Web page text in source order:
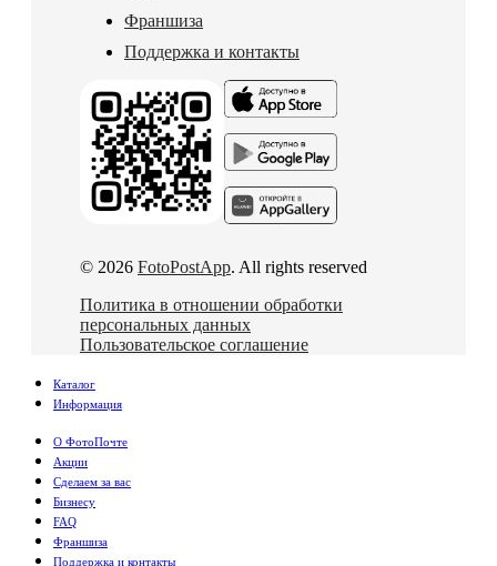
Франшиза
Поддержка и контакты
© 2026 FotoPostApp. All rights reserved
Политика в отношении обработки
персональных данных
Пользовательское соглашение
Каталог
Информация
О ФотоПочте
Акции
Сделаем за вас
Бизнесу
FAQ
Франшиза
Поддержка и контакты